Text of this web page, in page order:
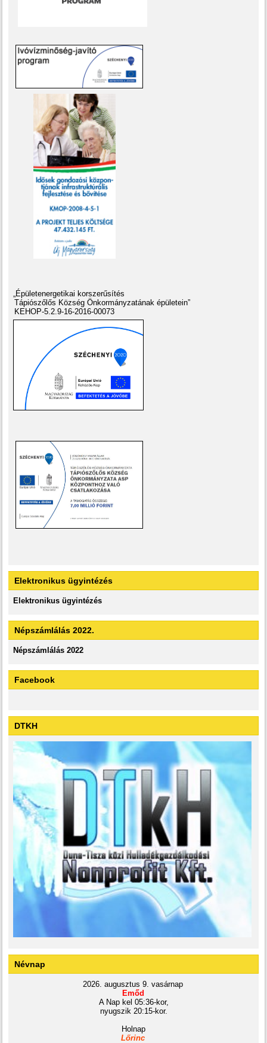
„Épületenergetikai korszerűsítés
Tápiószőlős Község Önkormányzatának épületein”
KEHOP-5.2.9-16-2016-00073
Elektronikus ügyintézés
Elektronikus ügyintézés
Népszámlálás 2022.
Népszámlálás 2022
Facebook
DTKH
Névnap
2026. augusztus 9. vasárnap
Emőd
A Nap kel 05:36-kor,
nyugszik 20:15-kor.
Holnap
Lőrinc